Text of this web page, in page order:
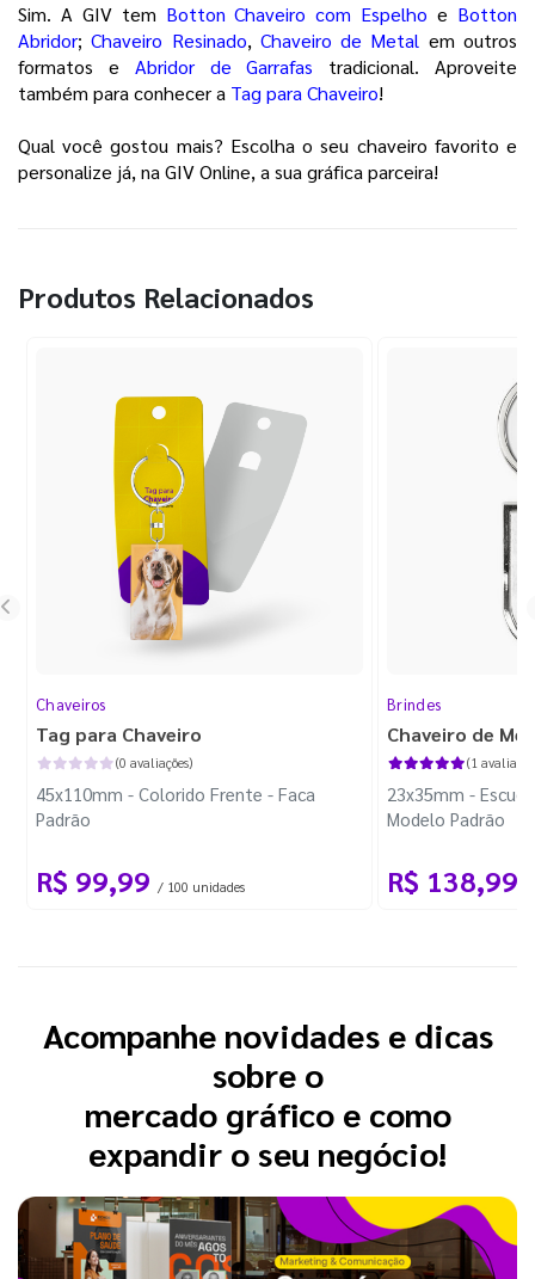
Sim. A GIV tem Botton Chaveiro com Espelho e Botton
Abridor;Chaveiro Resinado, Chaveiro de Metal em outros
formatos e Abridor de Garrafas tradicional. Aproveite
também para conhecer a Tag para Chaveiro!
Qual você gostou mais? Escolha o seu chaveiro favorito e
personalize já, na GIV Online, a sua gráfica parceira!
Produtos Relacionados
Chaveiros
Tag para Chaveiro
(0 avaliações)
45x110mm - Colorido Frente - Faca
Padrão
R$ 99,99 / 100 unidades
Brindes
Chaveiro de
(1
23x35mm -
Modelo Padrão
R$ 138,99
Acompanhe novidades e dicas
sobre o
mercado gráfico e como
expandir o seu negócio!